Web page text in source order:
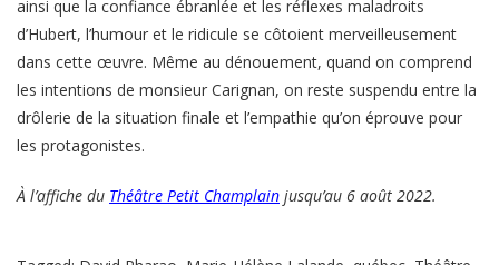
ainsi que la confiance ébranlée et les réflexes maladroits
d’Hubert, l’humour et le ridicule se côtoient merveilleusement
dans cette œuvre. Même au dénouement, quand on comprend
les intentions de monsieur Carignan, on reste suspendu entre la
drôlerie de la situation finale et l’empathie qu’on éprouve pour
les protagonistes.
À l’affiche du Théâtre Petit Champlain jusqu’au 6 août 2022.